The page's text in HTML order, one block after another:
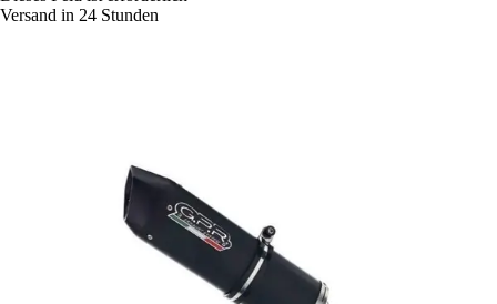
Versand in 24 Stunden